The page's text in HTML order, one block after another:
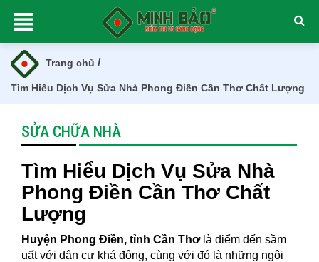
Trang chủ /
Tìm Hiểu Dịch Vụ Sửa Nhà Phong Điền Cần Thơ Chất Lượng
SỬA CHỮA NHÀ
Tìm Hiểu Dịch Vụ Sửa Nhà
Phong Điền Cần Thơ Chất
Lượng
Huyện Phong Điền, tỉnh Cần Thơlà điểm đến sầm
uất với dân cư khá đông, cùng với đó là những ngôi